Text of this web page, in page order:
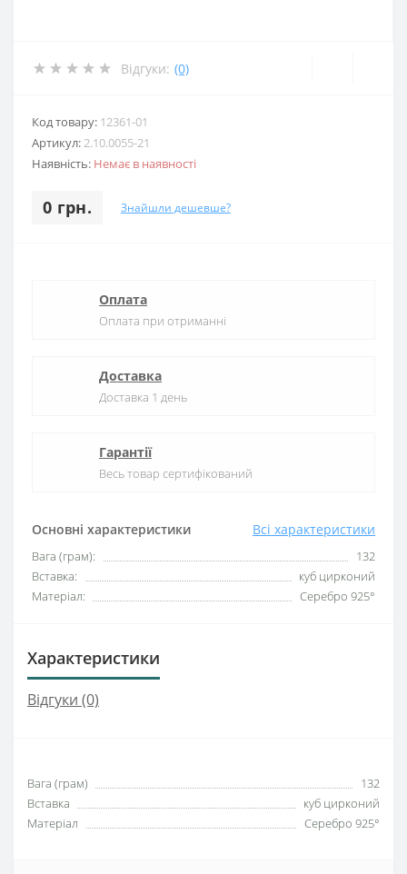
Відгуки: (0)
Код товару: 12361-01
Артикул:2.10.0055-21
Наявність: Немає в наявності
0 грн. Знайшли дешевше?
Основні характеристики Всі характеристики
Вага (грам):
132
Вставка:
куб цирконий
Матеріал:
Серебро 925°
Оплата
Оплата при отриманні
Доставка
Доставка 1 день
Гарантії
Весь товар сертифікований
Характеристики
Відгуки (0)
Вага (грам)
132
Вставка
куб цирконий
Матеріал
Серебро 925°